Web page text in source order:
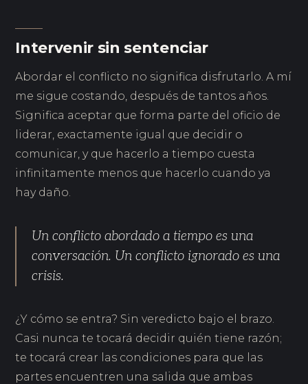
Intervenir sin sentenciar
Abordar el conflicto no significa disfrutarlo. A mí
me sigue costando, después de tantos años.
Significa aceptar que forma parte del oficio de
liderar, exactamente igual que decidir o
comunicar, y que hacerlo a tiempo cuesta
infinitamente menos que hacerlo cuando ya
hay daño.
Un conflicto abordado a tiempo es una
conversación. Un conflicto ignorado es una
crisis.
¿Y cómo se entra? Sin veredicto bajo el brazo.
Casi nunca te tocará decidir quién tiene razón;
te tocará crear las condiciones para que las
partes encuentren una salida que ambas